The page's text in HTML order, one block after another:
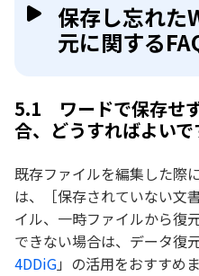
保存し忘れた
元に関する
5.1 ワードで保存せ
合、どうすればよいで
既存ファイルを編集した際
は、［保存されていない文
イル、一時ファイルから復
できない場合は、データ復
4DDiG」の活用をおすすめま